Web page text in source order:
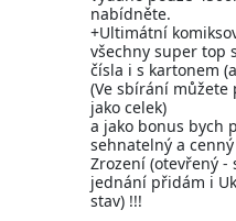
nabídněte.
+Ultimátní
všechny super top
čísla i s kartonem
(Ve sbírání můžete
jako celek)
a jako bonus bych
sehnatelný a
Zrození (otevřený -
jednání přidám i
stav) !!!